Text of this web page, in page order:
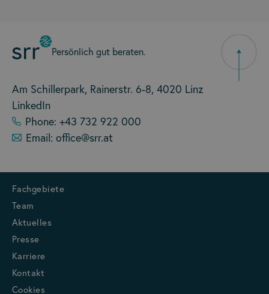
Persönlich gut beraten.
Am Schillerpark, Rainerstr. 6-8, 4020 Linz
LinkedIn
Phone: +43 732 922 000
Email: office@srr.at
Fachgebiete
Team
Aktuelles
Presse
Karriere
Kontakt
Cookies